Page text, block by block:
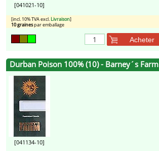
[041021-10]
[incl. 10% TVA excl. Livraison]
10 grainespar emballage
Acheter
Durban Poison 100% (10) - Barney´s Farm
[041134-10]